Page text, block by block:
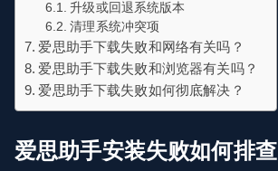
升级或回退系统版本
清理系统冲突项
爱思助手下载失败和网络有关吗？
爱思助手下载失败和浏览器有关吗？
爱思助手下载失败如何彻底解决？
爱思助手安装失败如何排查